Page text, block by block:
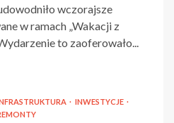
wczorajsze
w ramach „Wakacji z
to zaoferowało...
INWESTYCJE